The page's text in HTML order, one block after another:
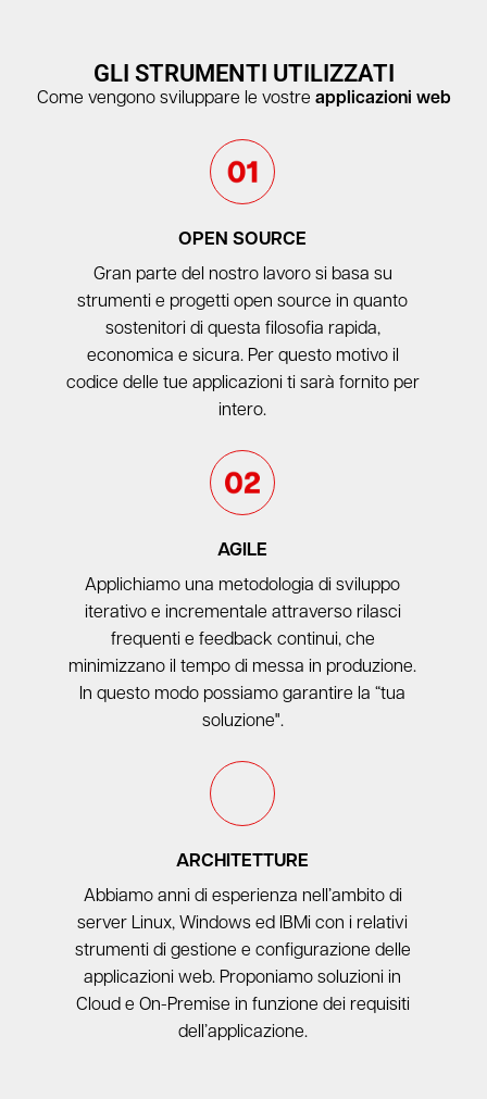
GLI STRUMENTI UTILIZZATI
Come vengono sviluppare le vostre applicazioni web
OPEN SOURCE
Gran parte del nostro lavoro si basa su
strumenti e progetti open source in quanto
sostenitori di questa filosofia rapida,
economica e sicura. Per questo motivo il
codice delle tue applicazioni ti sarà fornito per
intero.
AGILE
Applichiamo una metodologia di sviluppo
iterativo e incrementale attraverso rilasci
frequenti e feedback continui, che
minimizzano il tempo di messa in produzione.
In questo modo possiamo garantire la “tua
soluzione".
ARCHITETTURE
Abbiamo anni di esperienza nell’ambito di
server Linux, Windows ed IBMi con i relativi
strumenti di gestione e configurazione delle
applicazioni web. Proponiamo soluzioni in
Cloud e On-Premise in funzione dei requisiti
dell’applicazione.